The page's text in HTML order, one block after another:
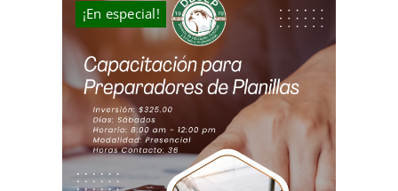
¡En especial!